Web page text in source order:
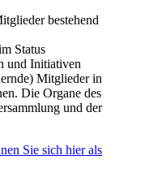
bestehend
Status
und Initiativen
Mitglieder in
Die Organe des
und der
Sie sich hier als